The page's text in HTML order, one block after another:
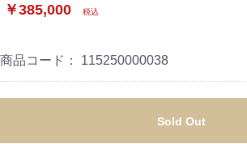
￥385,000 税込
商品コード： 115250000038
Sold Out